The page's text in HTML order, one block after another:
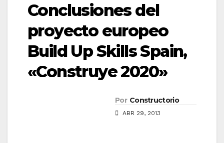
Conclusiones del
proyecto europeo
Build Up Skills Spain,
«Construye 2020»
Por Constructorio
ABR 29, 2013